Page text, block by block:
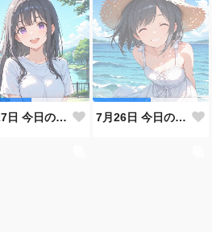
7月27日 今日のなばなけ 7月26日 今日のなばなけ